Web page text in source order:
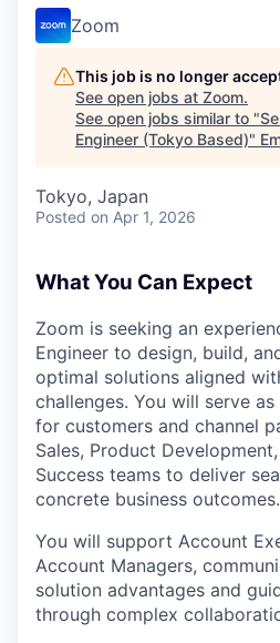
Zoom
This job is no longer
See open jobs at Zoom.
See open jobs similar to "
Engineer (Tokyo Based)"
Tokyo, Japan
Posted on Apr 1, 2026
What You Can Expect
Zoom is seeking an
Engineer to design, build,
optimal solutions aligned
challenges. You will serve
for customers and channel
Sales, Product
Success teams to deliver
concrete business outcomes.
You will support Account
Account Managers,
solution advantages and
through complex